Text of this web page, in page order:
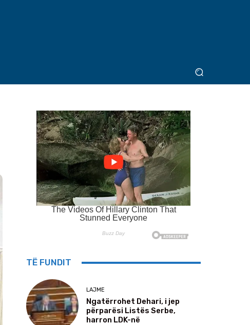
TË FUNDIT
LAJME
Ngatërrohet Dehari, i jep
përparësi Listës Serbe,
harron LDK-në